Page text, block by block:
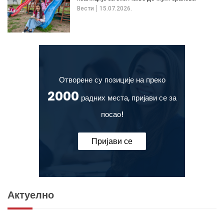
Вести 15.07.2026.
Отворене су позиције на преко
2000 радних места, пријави се за
посао!
Пријави се
Актуелно